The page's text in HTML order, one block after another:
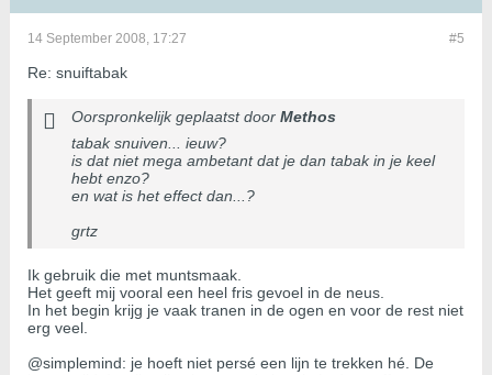
#5
14 September 2008, 17:27
Re: snuiftabak
Oorspronkelijk geplaatst door Methos
tabak snuiven... ieuw?
is dat niet mega ambetant dat je dan tabak in je keel
hebt enzo?
en wat is het effect dan...?
grtz
Ik gebruik die met muntsmaak.
Het geeft mij vooral een heel fris gevoel in de neus.
In het begin krijg je vaak tranen in de ogen en voor de rest niet
erg veel.
@simplemind: je hoeft niet persé een lijn te trekken hé. De